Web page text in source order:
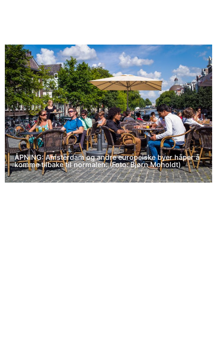
ÅPNING: Amsterdam og andre europeiske byer håper å
komme tilbake til normalen. (Foto: Bjørn Moholdt)